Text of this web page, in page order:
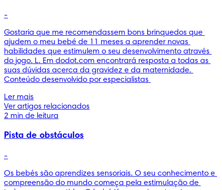
-
Gostaria que me recomendassem bons brinquedos que
ajudem o meu bebé de 11 meses a aprender novas
habilidades que estimulem o seu desenvolvimento através
do jogo. L. Em dodot.com encontrará resposta a todas as
suas dúvidas acerca da gravidez e da maternidade.
Conteúdo desenvolvido por especialistas
Ler mais
Ver artigos relacionados
2 min de leitura
Pista de obstáculos
-
Os bebés são aprendizes sensoriais. O seu conhecimento e
compreensão do mundo começa pela estimulação de